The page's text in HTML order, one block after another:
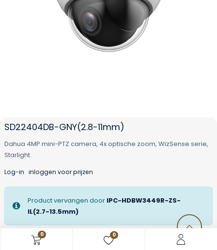
0 0
SD22404DB-GNY(2.8-11mm)
Dahua 4MP mini-PTZ camera, 4x optische zoom, WizSense serie,
Starlight
Log-in inloggen voor prijzen
Product vervangen door IPC-HDBW3449R-ZS-
IL(2.7-13.5mm)